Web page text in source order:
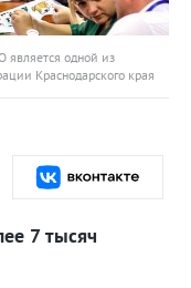
является одной из
Краснодарского края
7 тысяч